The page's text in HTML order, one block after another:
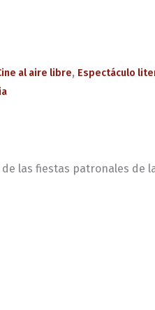
al aire libre, Espectáculo
las fiestas patronales de